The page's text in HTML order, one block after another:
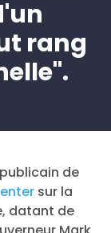
rang
de
sur la
datant de